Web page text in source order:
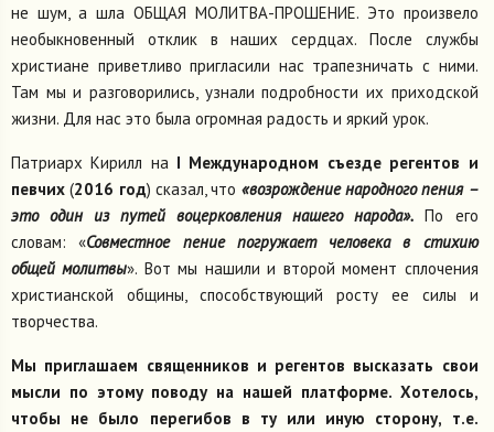
не шум, а шла ОБЩАЯ МОЛИТВА-ПРОШЕНИЕ. Это произвело
необыкновенный отклик в наших сердцах. После службы
христиане приветливо пригласили нас трапезничать с ними.
Там мы и разговорились, узнали подробности их приходской
жизни. Для нас это была огромная радость и яркий урок.
Патриарх Кирилл на I Международном съезде регентов и
певчих (2016 год) сказал, что «возрождение народного пения –
это один из путей воцерковления нашего народа». По его
словам: «Совместное пение погружает человека в стихию
общей молитвы». Вот мы нашили и второй момент сплочения
христианской общины, способствующий росту ее силы и
творчества.
Мы приглашаем священников и регентов высказать свои
мысли по этому поводу на нашей платформе. Хотелось,
чтобы не было перегибов в ту или иную сторону, т.е.